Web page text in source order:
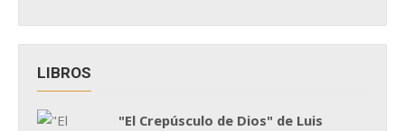
LIBROS
"El Crepúsculo de Dios" de Luis